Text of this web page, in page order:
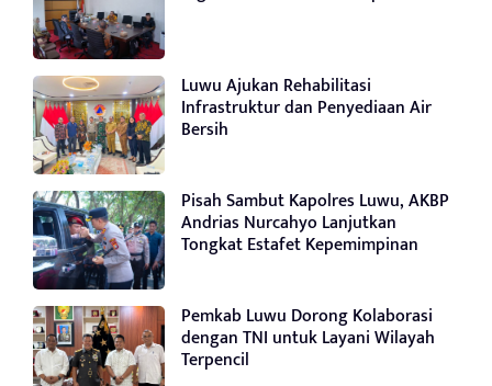
Luwu Ajukan Rehabilitasi
Infrastruktur dan Penyediaan Air
Bersih
Pisah Sambut Kapolres Luwu, AKBP
Andrias Nurcahyo Lanjutkan
Tongkat Estafet Kepemimpinan
Pemkab Luwu Dorong Kolaborasi
dengan TNI untuk Layani Wilayah
Terpencil